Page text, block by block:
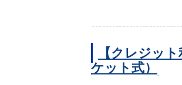
【クレジッ
ケット式）